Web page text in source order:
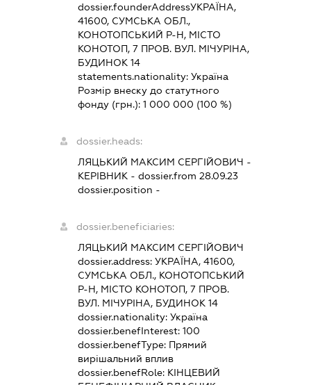
dossier.founderAddressУКРАЇНА,
41600, СУМСЬКА ОБЛ.,
КОНОТОПСЬКИЙ Р-Н, МІСТО
КОНОТОП, 7 ПРОВ. ВУЛ. МІЧУРІНА,
БУДИНОК 14
statements.nationality: Україна
Розмір внеску до статутного
фонду (грн.): 1 000 000 (100 %)
dossier.heads:
ЛЯЦЬКИЙ МАКСИМ СЕРГІЙОВИЧ -
КЕРІВНИК - dossier.from 28.09.23
dossier.position -
dossier.beneficiaries:
ЛЯЦЬКИЙ МАКСИМ СЕРГІЙОВИЧ
dossier.address: УКРАЇНА, 41600,
СУМСЬКА ОБЛ., КОНОТОПСЬКИЙ
Р-Н, МІСТО КОНОТОП, 7 ПРОВ.
ВУЛ. МІЧУРІНА, БУДИНОК 14
dossier.nationality: Україна
dossier.benefInterest: 100
dossier.benefType: Прямий
вирішальний вплив
dossier.benefRole: КІНЦЕВИЙ